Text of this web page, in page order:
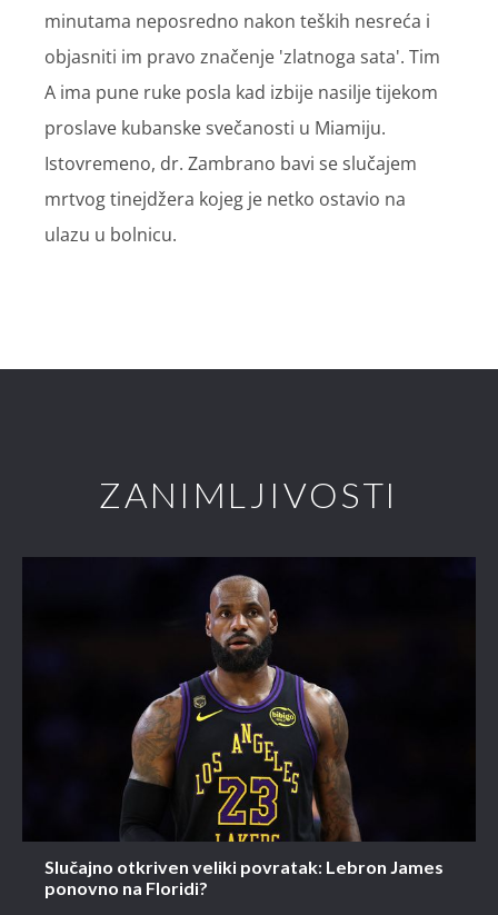
minutama neposredno nakon teških nesreća i
objasniti im pravo značenje 'zlatnoga sata'. Tim
A ima pune ruke posla kad izbije nasilje tijekom
proslave kubanske svečanosti u Miamiju.
Istovremeno, dr. Zambrano bavi se slučajem
mrtvog tinejdžera kojeg je netko ostavio na
ulazu u bolnicu.
ZANIMLJIVOSTI
Slučajno otkriven veliki povratak: Lebron James
ponovno na Floridi?